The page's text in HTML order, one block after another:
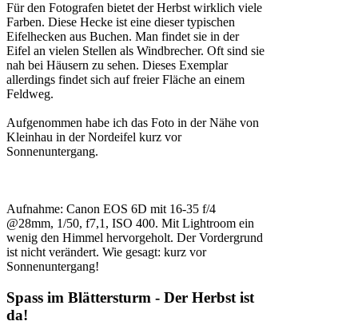
Für den Fotografen bietet der Herbst wirklich viele
Farben. Diese Hecke ist eine dieser typischen
Eifelhecken aus Buchen. Man findet sie in der
Eifel an vielen Stellen als Windbrecher. Oft sind sie
nah bei Häusern zu sehen. Dieses Exemplar
allerdings findet sich auf freier Fläche an einem
Feldweg.
Aufgenommen habe ich das Foto in der Nähe von
Kleinhau in der Nordeifel kurz vor
Sonnenuntergang.
Aufnahme: Canon EOS 6D mit 16-35 f/4
@28mm, 1/50, f7,1, ISO 400. Mit Lightroom ein
wenig den Himmel hervorgeholt. Der Vordergrund
ist nicht verändert. Wie gesagt: kurz vor
Sonnenuntergang!
Spass im Blättersturm - Der Herbst ist
da!